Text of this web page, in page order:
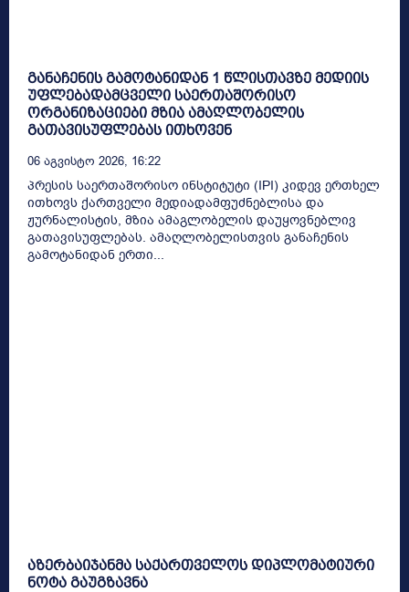
განაჩენის გამოტანიდან 1 წლისთავზე მედიის
უფლებადამცველი საერთაშორისო
ორგანიზაციები მზია ამაღლობელის
გათავისუფლებას ითხოვენ
06 Აგვისტო 2026, 16:22
პრესის საერთაშორისო ინსტიტუტი (IPI) კიდევ ერთხელ
ითხოვს ქართველი მედიადამფუძნებლისა და
ჟურნალისტის, მზია ამაგლობელის დაუყოვნებლივ
გათავისუფლებას. ამაღლობელისთვის განაჩენის
გამოტანიდან ერთი...
აზერბაიჯანმა საქართველოს დიპლომატიური
ნოტა გაუგზავნა